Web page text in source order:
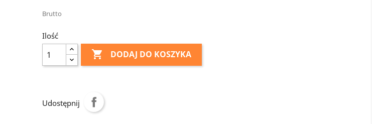
Brutto
Ilość
 DODAJ DO KOSZYKA
Udostępnij